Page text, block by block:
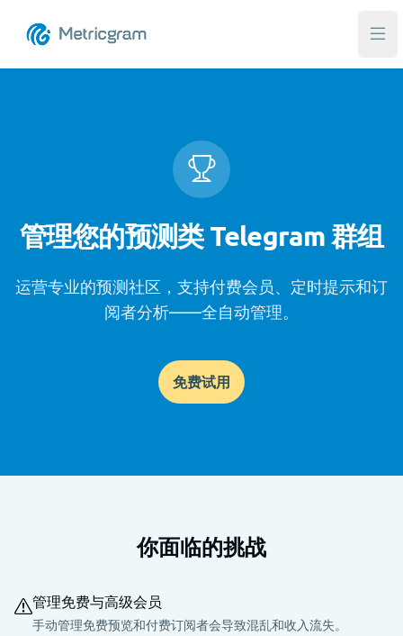
打
管理您的预测类 Telegram 群组
运营专业的预测社区，支持付费会员、定时提示和订
阅者分析——全自动管理。
免费试用
你面临的挑战
管理免费与高级会员
手动管理免费预览和付费订阅者会导致混乱和收入流失。